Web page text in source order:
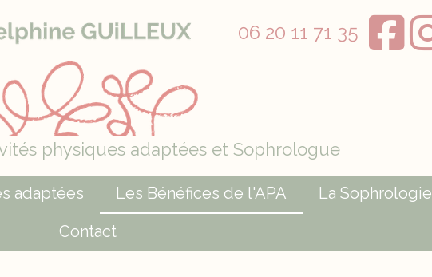
06 20 11 71 35
physiques adaptées et Sophrologue
adaptées Les Bénéfices de l'APA La Sophrologie
Contact